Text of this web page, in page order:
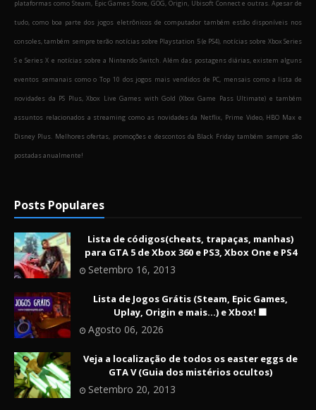
plataformas como Steam, Epic Games Store, GOG, Origin, Ubisoft Connect e outras. Apesar de
tudo, como boa parte dos jogos eletrônicos de computador também estão disponíveis nos
consoles, também sempre terão notícias sobre Playstation 5 (e PS4), notícias sobre Xbox Series
S e Series X e notícias sobre a Nintendo Switch. Além das postagens diárias, existem alguns
eventos semanais como o Top 10 dos jogos mais vendidos de PC, mensais como a lista de
novidades da PS Plus, Xbox Live Games with Gold (Xbox Game Pass Ultimate) e também
assuntos relacionados a streaming como as novidades da Netflix, Prime Video, HBO Max e
Disney Plus. Melhores ofertas, promoções e descontos da Black Friday também sempre são
postadas anualmente!
Posts Populares
Lista de códigos(cheats, trapaças, manhas)
para GTA 5 de Xbox 360 e PS3, Xbox One e PS4
Setembro 16, 2013
Lista de Jogos Grátis (Steam, Epic Games,
Uplay, Origin e mais...) e Xbox! 🟩
Agosto 06, 2026
Veja a localização de todos os easter eggs de
GTA V (Guia dos mistérios ocultos)
Setembro 20, 2013